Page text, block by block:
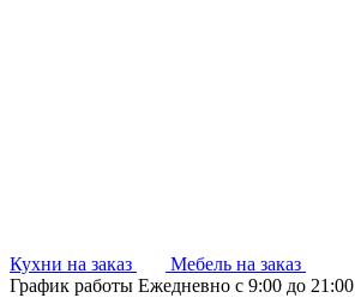
Кухни на заказ
Мебель на заказ
График работы Ежедневно с 9:00 до 21:00